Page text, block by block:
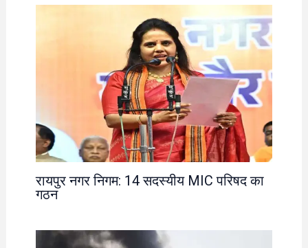
रायपुर नगर निगम: 14 सदस्यीय MIC परिषद का
गठन